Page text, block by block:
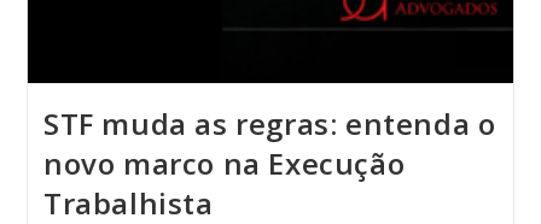
STF muda as regras: entenda o
novo marco na Execução
Trabalhista